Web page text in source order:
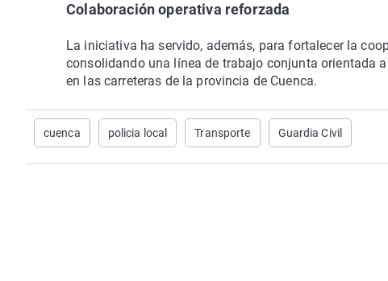
Colaboración operativa reforzada
La iniciativa ha servido, además, para fortalecer la
consolidando una línea de trabajo conjunta orientada
en las carreteras de la provincia de Cuenca.
cuenca policia local Transporte Guardia Civil